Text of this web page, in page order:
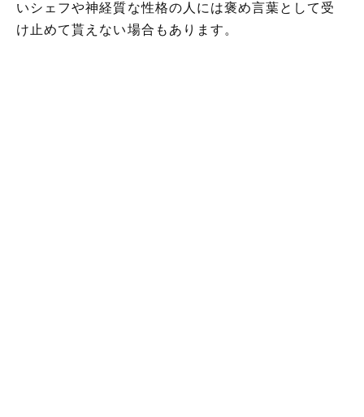
いシェフや神経質な性格の人には褒め言葉として受
け止めて貰えない場合もあります。